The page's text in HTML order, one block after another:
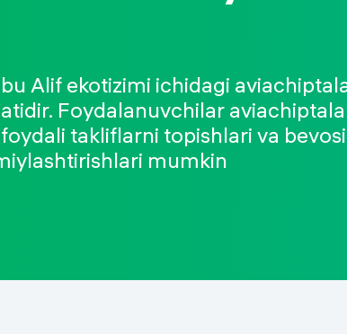
Alif ekotizimi ichidagi
Foydalanuvchilar
takliflarni topishlari va
mumkin